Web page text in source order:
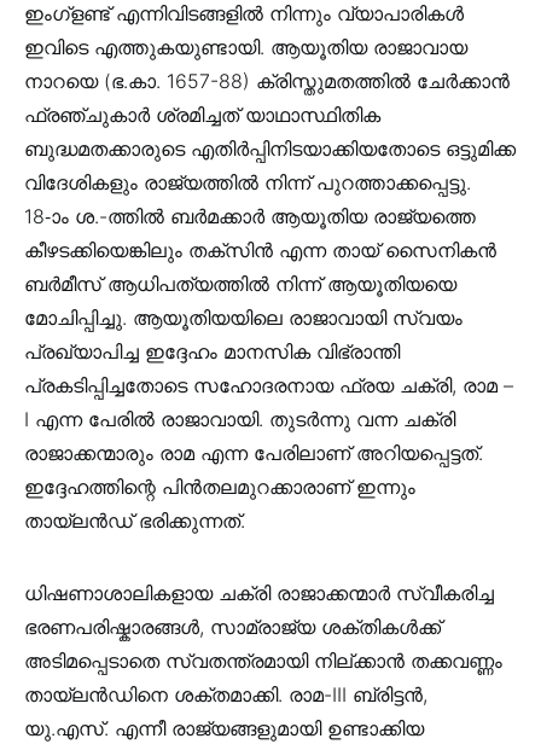
ഇംഗ്ളണ്ട് എന്നിവിടങ്ങളിൽ നിന്നും വ്യാപാരികൾ
ഇവിടെ എത്തുകയുണ്ടായി. ആയൂതിയ രാജാവായ
നാറയെ (ഭ.കാ. 1657-88) ക്രിസ്തുമതത്തിൽ ചേർക്കാൻ
ഫ്രഞ്ചുകാർ ശ്രമിച്ചത് യാഥാസ്ഥിതിക
ബുദ്ധമതക്കാരുടെ എതിർപ്പിനിടയാക്കിയതോടെ ഒട്ടുമിക്ക
വിദേശികളും രാജ്യത്തിൽ നിന്ന് പുറത്താക്കപ്പെട്ടു.
18-ാം ശ.-ത്തിൽ ബർമക്കാർ ആയൂതിയ രാജ്യത്തെ
കീഴടക്കിയെങ്കിലും തക്സിൻ എന്ന തായ് സൈനികൻ
ബർമീസ് ആധിപത്യത്തിൽ നിന്ന് ആയൂതിയയെ
മോചിപ്പിച്ചു. ആയൂതിയയിലെ രാജാവായി സ്വയം
പ്രഖ്യാപിച്ച ഇദ്ദേഹം മാനസിക വിഭ്രാന്തി
പ്രകടിപ്പിച്ചതോടെ സഹോദരനായ ഫ്രയ ചക്രി, രാമ –
I എന്ന പേരിൽ രാജാവായി. തുടർന്നു വന്ന ചക്രി
രാജാക്കന്മാരും രാമ എന്ന പേരിലാണ് അറിയപ്പെട്ടത്.
ഇദ്ദേഹത്തിന്റെ പിൻതലമുറക്കാരാണ് ഇന്നും
തായ്ലൻഡ് ഭരിക്കുന്നത്.
ധിഷണാശാലികളായ ചക്രി രാജാക്കന്മാർ സ്വീകരിച്ച
ഭരണപരിഷ്കാരങ്ങൾ, സാമ്രാജ്യ ശക്തികൾക്ക്
അടിമപ്പെടാതെ സ്വതന്ത്രമായി നില്ക്കാൻ തക്കവണ്ണം
തായ്ലൻഡിനെ ശക്തമാക്കി. രാമ-III ബ്രിട്ടൻ,
യു.എസ്. എന്നീ രാജ്യങ്ങളുമായി ഉണ്ടാക്കിയ